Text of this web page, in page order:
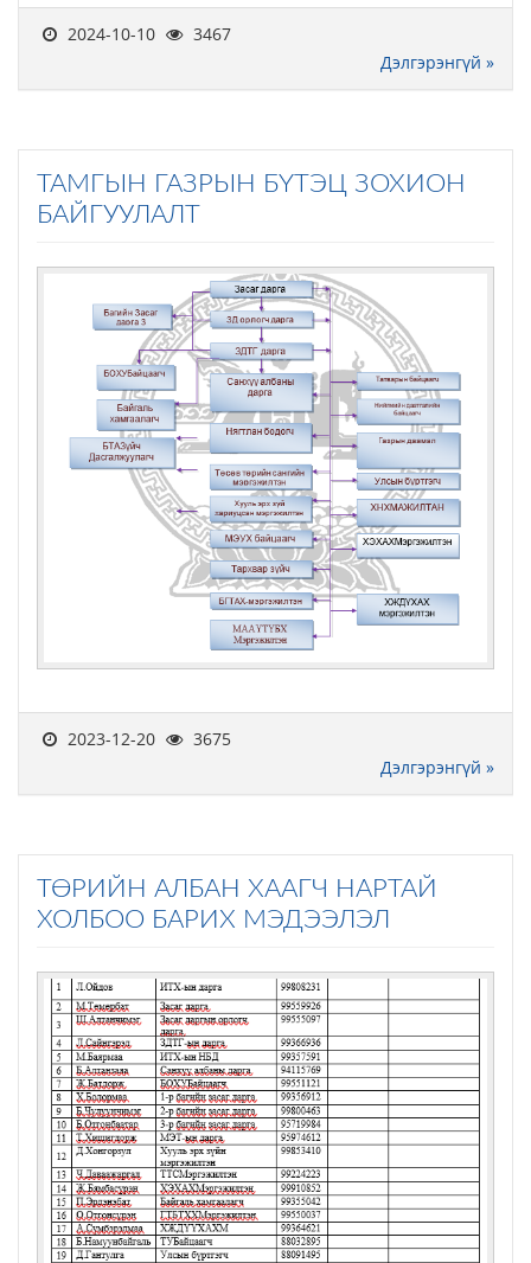
2024-10-10
3467
Дэлгэрэнгүй »
ТАМГЫН ГАЗРЫН БҮТЭЦ ЗОХИОН
БАЙГУУЛАЛТ
2023-12-20
3675
Дэлгэрэнгүй »
ТӨРИЙН АЛБАН ХААГЧ НАРТАЙ
ХОЛБОО БАРИХ МЭДЭЭЛЭЛ